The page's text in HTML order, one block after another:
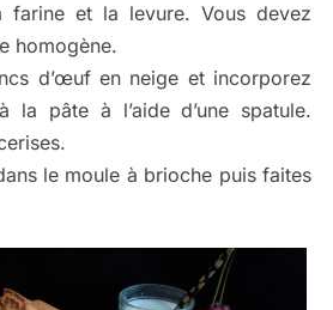
farine et la levure. Vous devez
homogène.
d’œuf en neige et incorporez
la pâte à l’aide d’une spatule.
le moule à brioche puis faites